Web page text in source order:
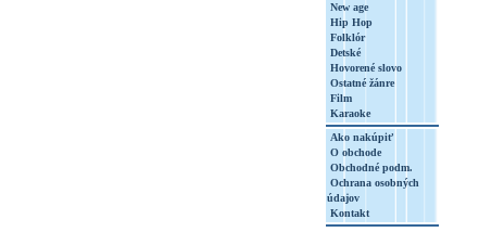
New age
Hip Hop
Folklór
Detské
Hovorené slovo
Ostatné žánre
Film
Karaoke
Ako nakúpiť
O obchode
Obchodné podm.
Ochrana osobných
údajov
Kontakt